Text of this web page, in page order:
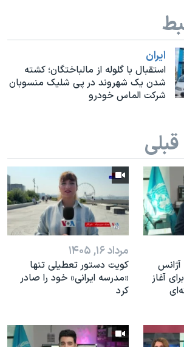
نوبل صلح
آمریکا «سی‌پک»
به چین
ايران
استقبال با گلوله از مالباختگان؛ کشته
شدن یک شهروند در پی شلیک منسوبان
شرکت الماس خودرو
آغاز
مرداد ۱۶, ۱۴۰۵
کویت دستور تعطیلی تنها
«مدرسه ایرانی» خود را صادر
کرد